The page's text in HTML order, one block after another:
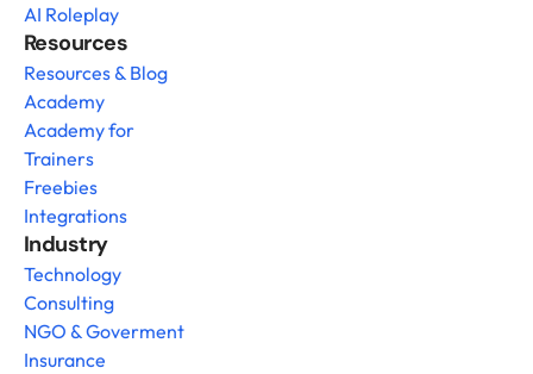
AI Roleplay
Resources
Resources & Blog
Academy
Academy for
Trainers
Freebies
Integrations
Industry
Technology
Consulting
NGO & Goverment
Insurance